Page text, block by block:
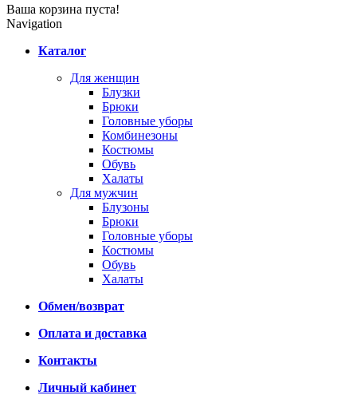
Ваша корзина пуста!
Navigation
Каталог
Для женщин
Блузки
Брюки
Головные уборы
Комбинезоны
Костюмы
Обувь
Халаты
Для мужчин
Блузоны
Брюки
Головные уборы
Костюмы
Обувь
Халаты
Обмен/возврат
Оплата и доставка
Контакты
Личный кабинет